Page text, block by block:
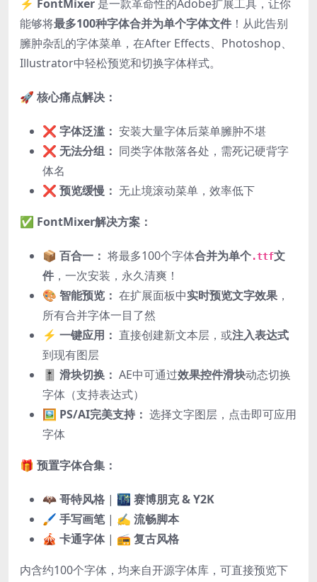
⚡️ FontMixer 是一款革命性的Adobe扩展工具，让你
能够将最多100种字体合并为单个字体文件 ！从此告别
臃肿杂乱的字体菜单，在After Effects、Photoshop、
Illustrator中轻松预览和切换字体样式。
🚀 核心痛点解决：
❌ 字体泛滥： 安装大量字体后菜单臃肿不堪
❌ 无法分组： 同类字体散落各处，需死记硬背字
体名
❌ 预览缓慢： 无止境滚动菜单，效率低下
✅ FontMixer解决方案：
📦 百合一： 将最多100个字体合并为单个.ttf文
件 ，一次安装，永久清爽！
🎨 智能预览： 在扩展面板中实时预览文字效果 ，
所有合并字体一目了然
⚡ 一键应用： 直接创建新文本层，或注入表达式
到现有图层
🎚️ 滑块切换： AE中可通过效果控件滑块动态切换
字体（支持表达式）
🖼️ PS/AI完美支持： 选择文字图层，点击即可应用
字体
🎁 预置字体合集：
🦇哥特风格 | 🌃 赛博朋克 & Y2K
🖌️ 手写画笔| ✍️ 流畅脚本
🎪 卡通字体| 📻 复古风格
内含约100个字体，均来自开源字体库，可直接预览下